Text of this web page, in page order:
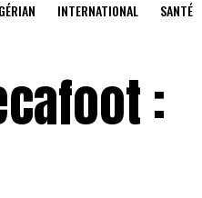
INTERNATIONAL SANTÉ
: